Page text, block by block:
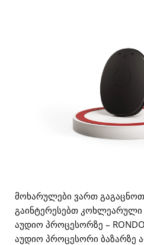
მოხარულები ვართ
გაინტერესებთ
აუდიო პროცესორზე –
აუდიო პროცესორი ბაზარზე